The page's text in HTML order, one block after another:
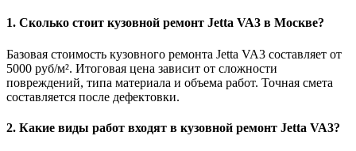
1. Сколько стоит кузовной ремонт Jetta VA3 в Москве?
Базовая стоимость кузовного ремонта Jetta VA3 составляет от
5000 руб/м². Итоговая цена зависит от сложности
повреждений, типа материала и объема работ. Точная смета
составляется после дефектовки.
2. Какие виды работ входят в кузовной ремонт Jetta VA3?